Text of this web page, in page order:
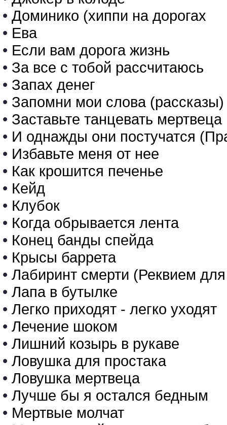
• Доминико (хиппи на дорогах
• Ева
• Если вам дорога жизнь
• За все с тобой рассчитаюсь
• Запах денег
• Запомни мои слова (рассказы)
• Заставьте танцевать мертвеца
• И однажды они постучатся
• Избавьте меня от нее
• Как крошится печенье
• Кейд
• Клубок
• Когда обрывается лента
• Конец банды спейда
• Крысы баррета
• Лабиринт смерти (Реквием
• Лапа в бутылке
• Легко приходят - легко уходят
• Лечение шоком
• Лишний козырь в рукаве
• Ловушка для простака
• Ловушка мертвеца
• Лучше бы я остался бедным
• Мертвые молчат